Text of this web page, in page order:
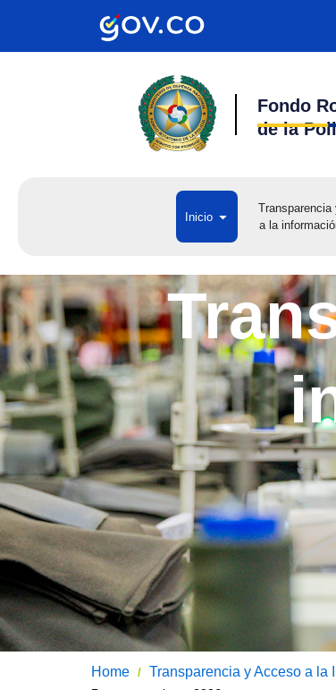
contenido
Fondo
de la
Inicio Open InicioTransparencia
a la
Home / Transparencia y Acceso a la